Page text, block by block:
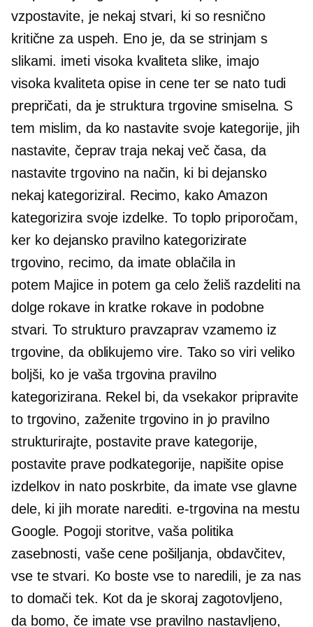
vzpostavite, je nekaj stvari, ki so resnično
kritične za uspeh. Eno je, da se strinjam s
slikami. imeti visoka kvalitetaslike, imajo
visoka kvalitetaopise in cene ter se nato tudi
prepričati, da je struktura trgovine smiselna. S
tem mislim, da ko nastavite svoje kategorije, jih
nastavite, čeprav traja nekaj več časa, da
nastavite trgovino na način, ki bi dejansko
nekaj kategoriziral. Recimo, kako Amazon
kategorizira svoje izdelke. To toplo priporočam,
ker ko dejansko pravilno kategorizirate
trgovino, recimo, da imate oblačila in
potem Majicein potem ga celo želiš razdeliti na
dolge rokave in kratke rokave in podobne
stvari. To strukturo pravzaprav vzamemo iz
trgovine, da oblikujemo vire. Tako so viri veliko
boljši, ko je vaša trgovina pravilno
kategorizirana. Rekel bi, da vsekakor pripravite
to trgovino, zaženite trgovino in jo pravilno
strukturirajte, postavite prave kategorije,
postavite prave podkategorije, napišite opise
izdelkov in nato poskrbite, da imate vse glavne
dele, ki jih morate narediti. e-trgovina na mestu
Google. Pogoji storitve, vaša politika
zasebnosti, vaše cene pošiljanja, obdavčitev,
vse te stvari. Ko boste vse to naredili, je za nas
to domači tek. Kot da je skoraj zagotovljeno,
da bomo, če imate vse pravilno nastavljeno,